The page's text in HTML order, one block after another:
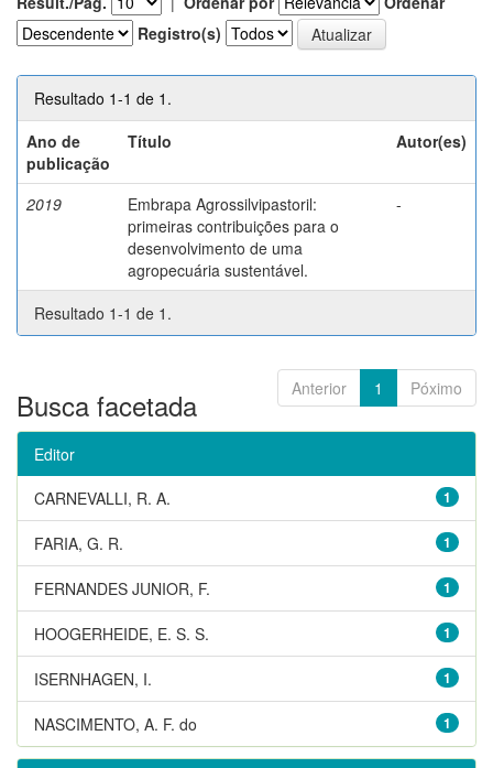
Registro(s)
Resultado 1-1 de 1.
Ano de
publicação
Título Autor(es)
2019
Embrapa Agrossilvipastoril:
primeiras contribuições para o
desenvolvimento de uma
agropecuária sustentável.
-
Resultado 1-1 de 1.
Anterior 1 Póximo
Busca facetada
Editor
1
CARNEVALLI, R. A.
1
FARIA, G. R.
1
FERNANDES JUNIOR, F.
1
HOOGERHEIDE, E. S. S.
1
ISERNHAGEN, I.
1
NASCIMENTO, A. F. do